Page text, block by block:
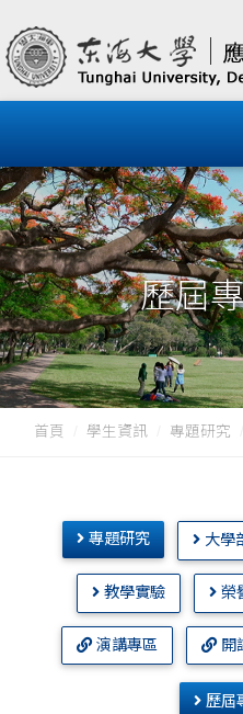
歷屆
首頁 學生資訊 專題研究
專題研究 大學
教學實驗 榮
演講專區 開
歷屆